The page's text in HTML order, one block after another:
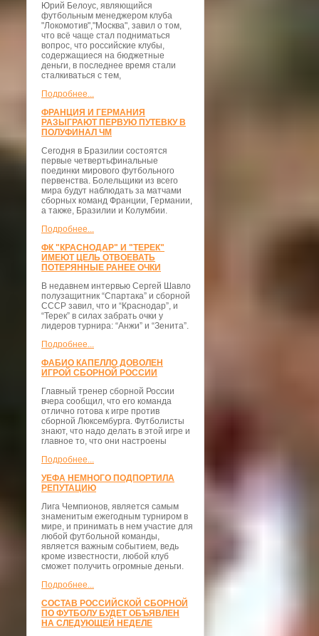
Юрий Белоус, являющийся
футбольным менеджером клуба
"Локомотив","Москва", завил о том,
что всё чаще стал подниматься
вопрос, что российские клубы,
содержащиеся на бюджетные
деньги, в последнее время стали
сталкиваться с тем,
Подробнее...
ФРАНЦИЯ И ГЕРМАНИЯ
РАЗЫГРАЮТ ПЕРВУЮ ПУТЕВКУ В
ПОЛУФИНАЛ ЧМ
Сегодня в Бразилии состоятся
первые четвертьфинальные
поединки мирового футбольного
первенства. Болельщики из всего
мира будут наблюдать за матчами
сборных команд Франции, Германии,
а также, Бразилии и Колумбии.
Подробнее...
ФК "КРАСНОДАР" И "ТЕРЕК"
ИМЕЮТ ЦЕЛЬ ОТВОЕВАТЬ
ПОТЕРЯННЫЕ РАНЕЕ ОЧКИ
В недавнем интервью Сергей Шавло
полузащитник “Спартака” и сборной
СССР завил, что и “Краснодар”, и
“Терек” в силах забрать очки у
лидеров турнира: “Анжи” и “Зенита”.
Подробнее...
ФАБИО КАПЕЛЛО ДОВОЛЕН
ИГРОЙ СБОРНОЙ РОССИИ
Главный тренер сборной России
вчера сообщил, что его команда
отлично готова к игре против
сборной Люксембурга. Футболисты
знают, что надо делать в этой игре и
главное то, что они настроены
Подробнее...
УЕФА НЕМНОГО ПОДПОРТИЛА
РЕПУТАЦИЮ
Лига Чемпионов, является самым
знаменитым ежегодным турниром в
мире, и принимать в нем участие для
любой футбольной команды,
является важным событием, ведь
кроме известности, любой клуб
сможет получить огромные деньги.
Подробнее...
СОСТАВ РОССИЙСКОЙ СБОРНОЙ
ПО ФУТБОЛУ БУДЕТ ОБЪЯВЛЕН
НА СЛЕДУЮЩЕЙ НЕДЕЛЕ